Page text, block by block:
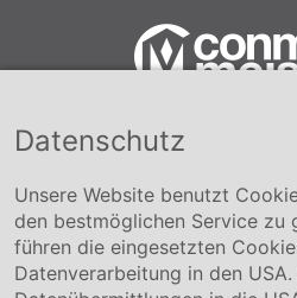
Conmetall
+49 5141-
Unternehmen
Datenschutz
Unsere Website benutzt
den bestmöglichen Service zu
führen die eingesetzten
Datenverarbeitung in den USA.